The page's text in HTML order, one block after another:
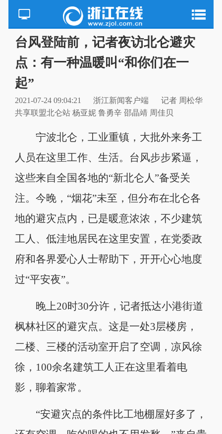
台风登陆前，记者夜访北仑避灾
点：有一种温暖叫“和你们在一
起”
2021-07-24 09:04:21 浙江新闻​客户端
记者 周松华
共享联盟北仑站 杨亚妮 鲁勇辛 邵晶靖 周佳贝
宁波北仑，工业重镇，大批外来务工
人员在这里工作、生活。台风步步紧逼，
这些来自全国各地的“新北仑人”备受关
注。今晚，“烟花”未至，但分布在北仑各
地的避灾点内，已是暖意浓浓，不少建筑
工人、低洼地居民在这里安置，在党委政
府和各界爱心人士帮助下，开开心心地度
过“平安夜”。
晚上20时30分许，记者抵达小港街道
枫林社区的避灾点。这是一处3层楼房，
二楼、三楼的活动室开启了空调，凉风徐
徐，100余名建筑工人正在这里看着电
影，聊着家常。
“安避灾点的条件比工地棚屋好多了，